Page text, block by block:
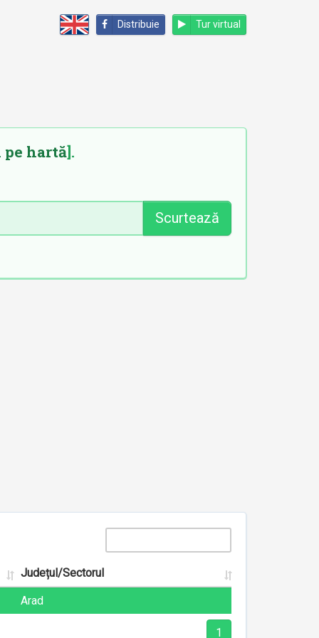
Distribuie Tur virtual
pe hartă].
Scurtează
Județul/Sectorul
Arad
1